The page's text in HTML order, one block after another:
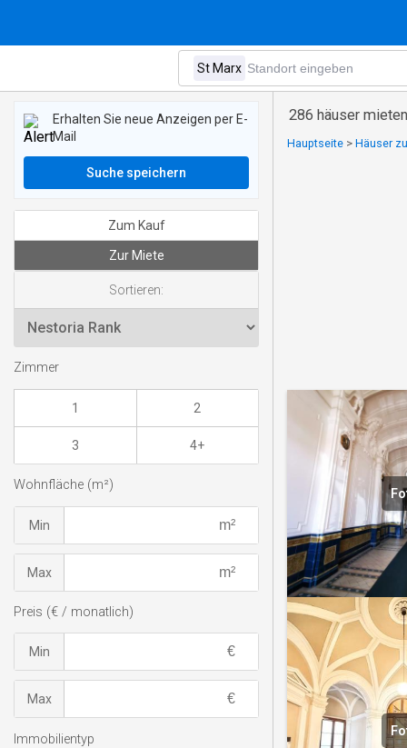
286 häuser
Hauptseite > Häuser
Erhalten Sie neue Anzeigen per E-
Mail
Suche speichern
Zum Kauf
Zur Miete
Sortieren:
Zimmer
1 2
3 4+
Wohnfläche (m²)
Min
Max
Preis (€ / monatlich)
Min
Max
Immobilientyp